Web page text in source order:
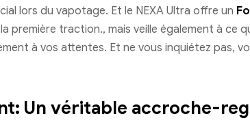
lors du vapotage. Et le NEXA Ultra offre un
première traction., mais veille également à
à vos attentes. Et ne vous inquiétez pas,
Un véritable accroche-